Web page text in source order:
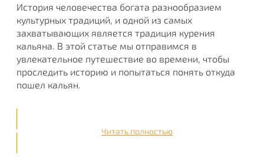
История человечества богата разнообразием
культурных традиций, и одной из самых
захватывающих является традиция курения
кальяна. В этой статье мы отправимся в
увлекательное путешествие во времени, чтобы
проследить историю и попытаться понять откуда
пошел кальян.
Читать полностью